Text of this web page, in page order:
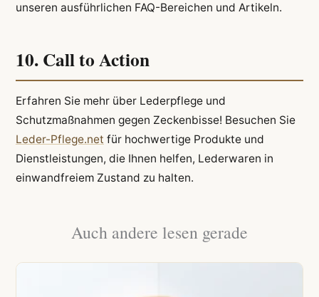
unseren ausführlichen FAQ-Bereichen und Artikeln.
10. Call to Action
Erfahren Sie mehr über Lederpflege und
Schutzmaßnahmen gegen Zeckenbisse! Besuchen Sie
Leder-Pflege.net für hochwertige Produkte und
Dienstleistungen, die Ihnen helfen, Lederwaren in
einwandfreiem Zustand zu halten.
Auch andere lesen gerade